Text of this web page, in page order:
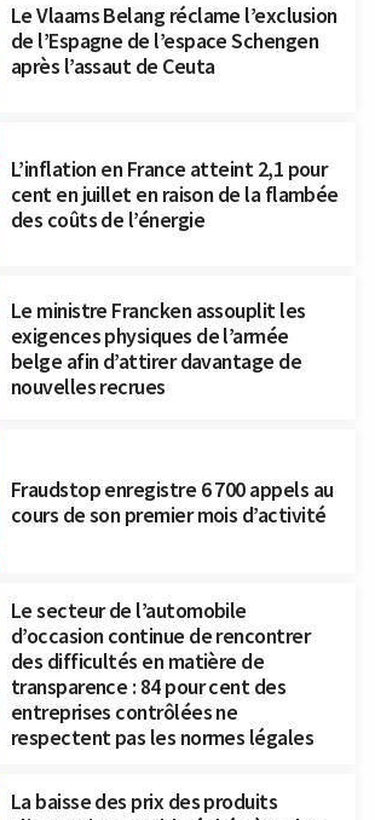
Le Vlaams Belang réclame l’exclusion
de l’Espagne de l’espace Schengen
après l’assaut de Ceuta
L’inflation en France atteint 2,1 pour
cent en juillet en raison de la flambée
des coûts de l’énergie
Le ministre Francken assouplit les
exigences physiques de l’armée
belge afin d’attirer davantage de
nouvelles recrues
Fraudstop enregistre 6 700 appels au
cours de son premier mois d’activité
Le secteur de l’automobile
d’occasion continue de rencontrer
des difficultés en matière de
transparence : 84 pour cent des
entreprises contrôlées ne
respectent pas les normes légales
La baisse des prix des produits